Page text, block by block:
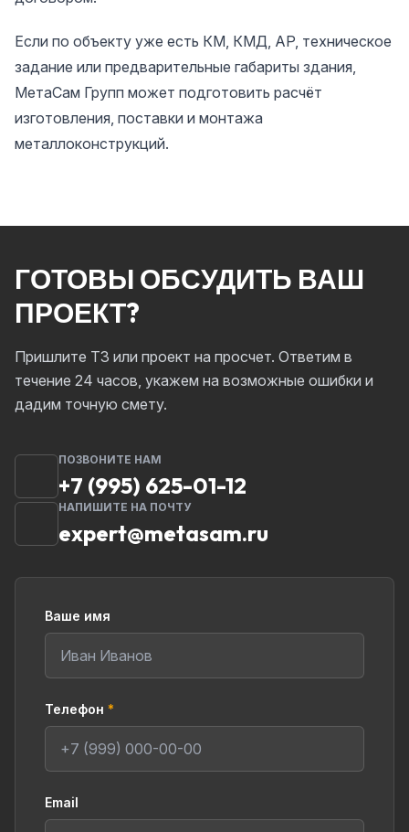
Если по объекту уже есть КМ, КМД, АР, техническое
задание или предварительные габариты здания,
МетаСам Групп может подготовить расчёт
изготовления, поставки и монтажа
металлоконструкций.
ГОТОВЫ ОБСУДИТЬ ВАШ
ПРОЕКТ?
Пришлите ТЗ или проект на просчет. Ответим в
течение 24 часов, укажем на возможные ошибки и
дадим точную смету.
ПОЗВОНИТЕ НАМ
+7 (995) 625-01-12
НАПИШИТЕ НА ПОЧТУ
expert@metasam.ru
Ваше имя
Телефон *
Email